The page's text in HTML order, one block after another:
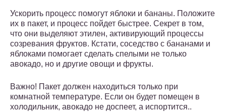
Ускорить процесс помогут яблоки и бананы. Положите
их в пакет, и процесс пойдет быстрее. Секрет в том,
что они выделяют этилен, активирующий процессы
созревания фруктов. Кстати, соседство с бананами и
яблоками помогает сделать спелыми не только
авокадо, но и другие овощи и фрукты.
Важно! Пакет должен находиться только при
комнатной температуре. Если он будет помещен в
холодильник, авокадо не доспеет, а испортится..